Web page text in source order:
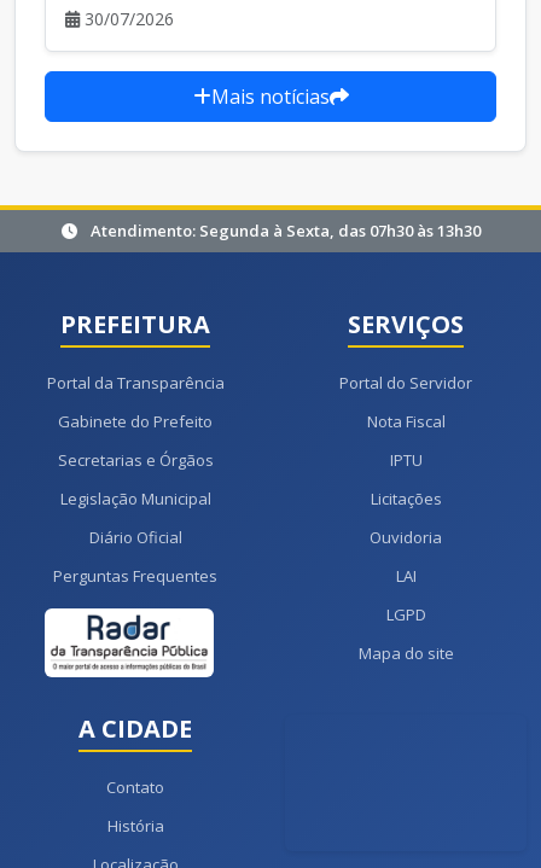
30/07/2026
Mais notícias
Atendimento: Segunda à Sexta, das 07h30 às 13h30
PREFEITURA
Portal da Transparência
Gabinete do Prefeito
Secretarias e Órgãos
Legislação Municipal
Diário Oficial
Perguntas Frequentes
SERVIÇOS
Portal do Servidor
Nota Fiscal
IPTU
Licitações
Ouvidoria
LAI
LGPD
Mapa do site
A CIDADE
Contato
História